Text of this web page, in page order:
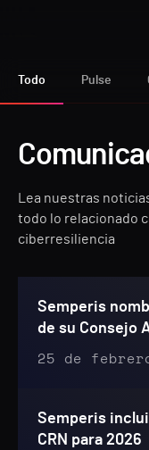
Todo Pulse
Lea nuestras
todo lo relacionado
ciberresiliencia
Semperis
de su Consejo
25 de
Semperis
CRN para 2026